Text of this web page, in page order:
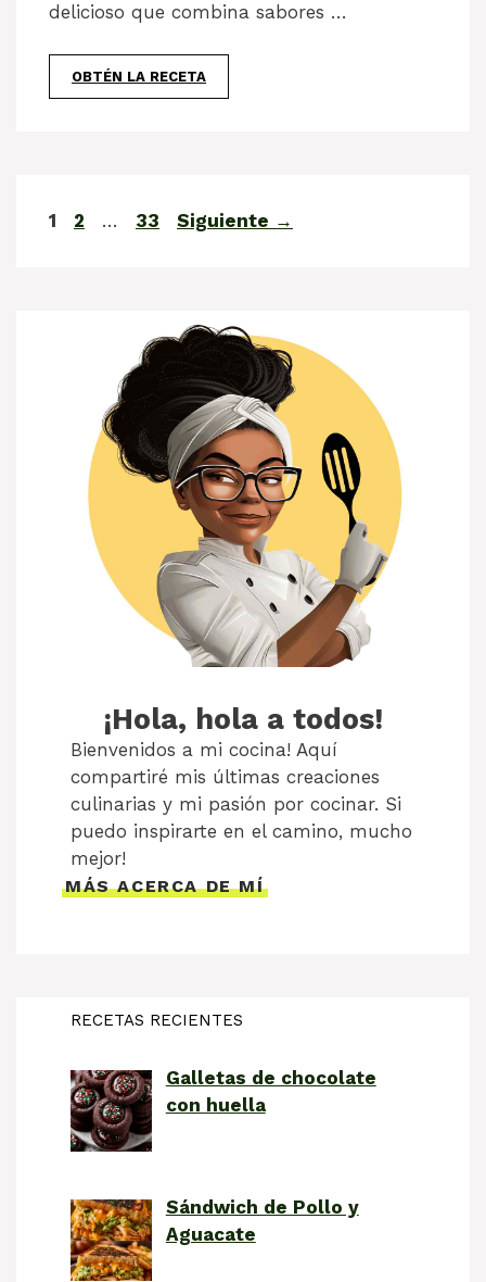
delicioso que combina sabores …
OBTÉN LA RECETA
Página
1 Página
2 … Página
33 Siguiente →
¡Hola, hola a todos!
Bienvenidos a mi cocina! Aquí
compartiré mis últimas creaciones
culinarias y mi pasión por cocinar. Si
puedo inspirarte en el camino, mucho
mejor!
MÁS ACERCA DE MÍ
RECETAS RECIENTES
Galletas de chocolate
con huella
Sándwich de Pollo y
Aguacate